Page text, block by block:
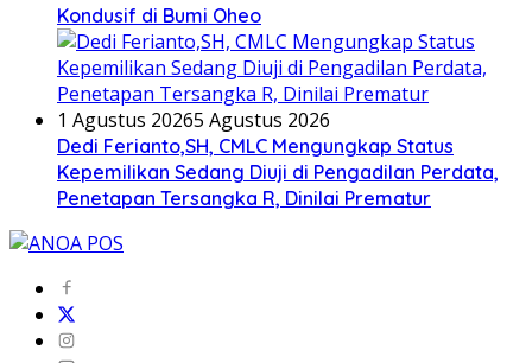
Kondusif di Bumi Oheo
1 Agustus 20265 Agustus 2026
Dedi Ferianto,SH, CMLC Mengungkap Status
Kepemilikan Sedang Diuji di Pengadilan Perdata,
Penetapan Tersangka R, Dinilai Prematur